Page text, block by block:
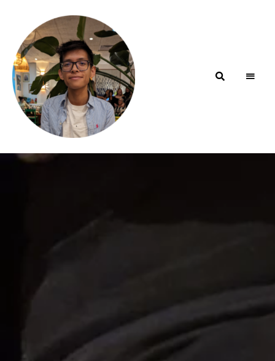
Blog de